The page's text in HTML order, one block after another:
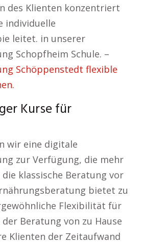
des Klienten konzentriert
individuelle
leitet. in unserer
Schopfheim Schule. –
Schöppenstedt flexible
Kurse für
wir eine digitale
zur Verfügung, die mehr
klassische Beratung vor
bietet zu
Flexibilität für
der Beratung von zu Hause
Klienten der Zeitaufwand